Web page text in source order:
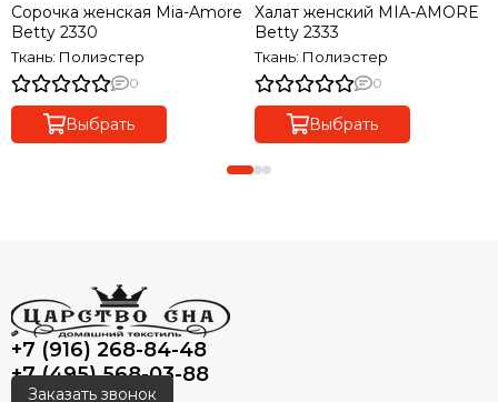
Сорочка женская Mia-Amore
Betty 2330
Ткань: Полиэстер
0
Выбрать
Халат женский MIA-AMORE
Betty 2333
Ткань: Полиэстер
0
Выбрать
+7 (916) 268-84-48
+7 (495) 568-03-88
Заказать звонок